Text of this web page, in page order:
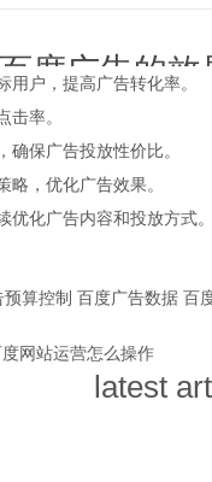
百度广告的效
time：
户，提高广告转化率。
率。
保广告投放性价比。
，优化广告效果。
优化广告内容和投放方式
算控制 百度广告数据 百
网站运营怎么操作
latest